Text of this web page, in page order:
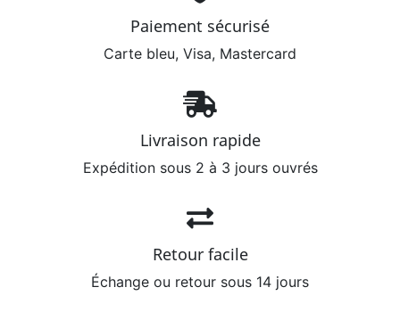
Paiement sécurisé
Carte bleu, Visa, Mastercard
Livraison rapide
Expédition sous 2 à 3 jours ouvrés
Retour facile
Échange ou retour sous 14 jours